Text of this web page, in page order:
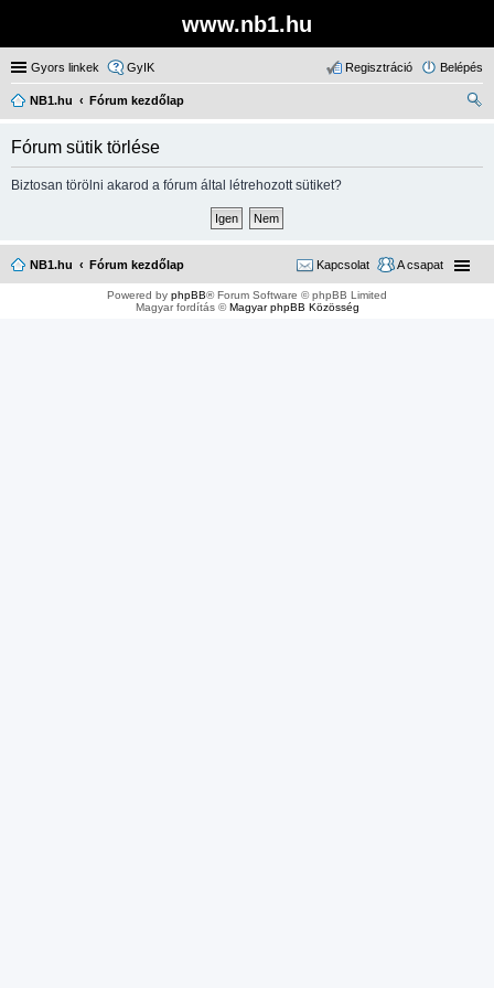
www.nb1.hu
Gyors linkek GyIK Belépés
Regisztráció
NB1.hu
Fórum kezdőlap
Fórum sütik törlése
Biztosan törölni akarod a fórum által létrehozott sütiket?
NB1.hu Fórum kezdőlap A csapat
Kapcsolat
Powered by phpBB® Forum Software © phpBB Limited
Magyar fordítás ©Magyar phpBB Közösség